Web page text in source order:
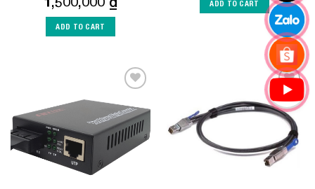
ADD TO CART
ADD TO CART
Wishlist
Add to
Wishlist